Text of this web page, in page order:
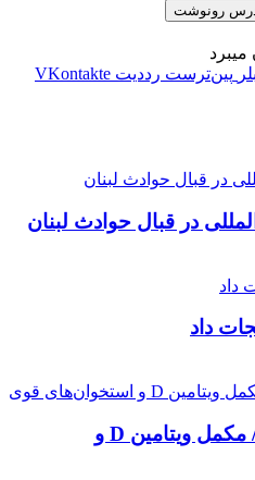
رونوشت
‫پین‌ترست ‫رددیت ‫VKontakte
در قبال حوادث لبنان
پسته و بهبود سلامت چشم/ مکمل ویتامین D و